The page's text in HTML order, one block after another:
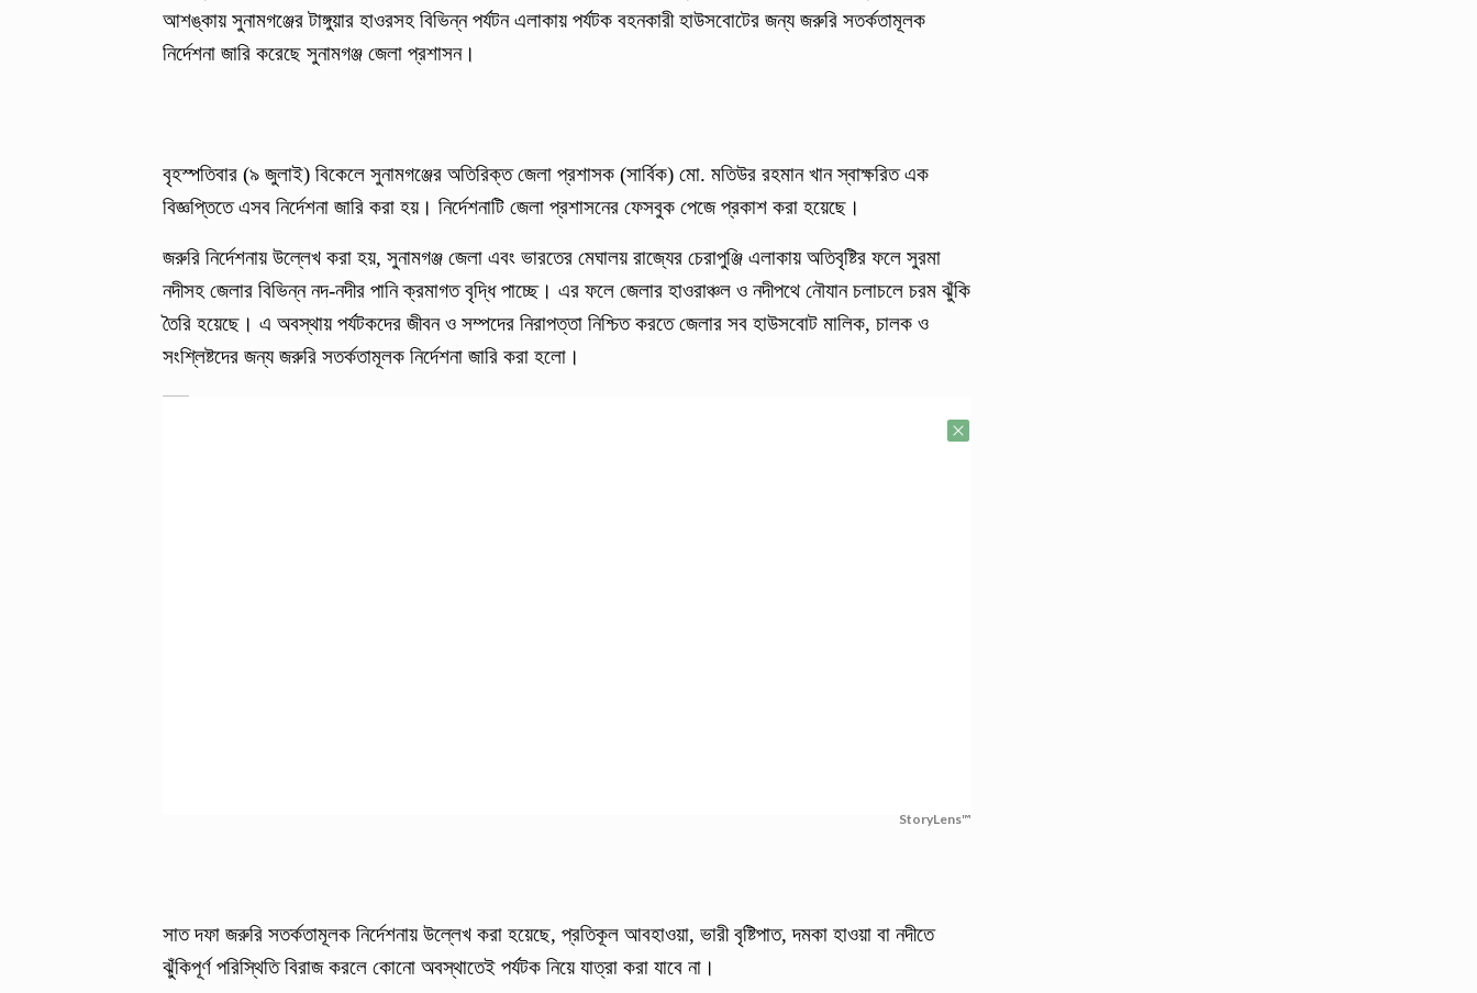
আশঙ্কায় সুনামগঞ্জের টাঙ্গুয়ার হাওরসহ বিভিন্ন পর্যটন এলাকায় পর্যটক বহনকারী হাউসবোটের জন্য জরুরি সতর্কতামূলক
নির্দেশনা জারি করেছে সুনামগঞ্জ জেলা প্রশাসন।
বৃহস্পতিবার (৯ জুলাই) বিকেলে সুনামগঞ্জের অতিরিক্ত জেলা প্রশাসক (সার্বিক) মো. মতিউর রহমান খান স্বাক্ষরিত এক
বিজ্ঞপ্তিতে এসব নির্দেশনা জারি করা হয়। নির্দেশনাটি জেলা প্রশাসনের ফেসবুক পেজে প্রকাশ করা হয়েছে।
জরুরি নির্দেশনায় উল্লেখ করা হয়, সুনামগঞ্জ জেলা এবং ভারতের মেঘালয় রাজ্যের চেরাপুঞ্জি এলাকায় অতিবৃষ্টির ফলে সুরমা
নদীসহ জেলার বিভিন্ন নদ-নদীর পানি ক্রমাগত বৃদ্ধি পাচ্ছে। এর ফলে জেলার হাওরাঞ্চল ও নদীপথে নৌযান চলাচলে চরম ঝুঁকি
তৈরি হয়েছে। এ অবস্থায় পর্যটকদের জীবন ও সম্পদের নিরাপত্তা নিশ্চিত করতে জেলার সব হাউসবোট মালিক, চালক ও
সংশ্লিষ্টদের জন্য জরুরি সতর্কতামূলক নির্দেশনা জারি করা হলো।
StoryLens™
সাত দফা জরুরি সতর্কতামূলক নির্দেশনায় উল্লেখ করা হয়েছে, প্রতিকূল আবহাওয়া, ভারী বৃষ্টিপাত, দমকা হাওয়া বা নদীতে
ঝুঁকিপূর্ণ পরিস্থিতি বিরাজ করলে কোনো অবস্থাতেই পর্যটক নিয়ে যাত্রা করা যাবে না।